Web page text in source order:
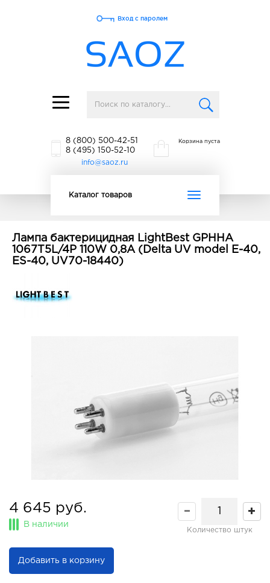
Toggle
navigation
Вход с паролем
8 (800) 500-42-51
8 (495) 150-52-10
info@saoz.ru
Корзина пуста
Toggle
Каталог товаров
Лампа бактерицидная LightBest GPHHA
1067T5L/4P 110W 0,8A (Delta UV model E-40,
ES-40, UV70-18440)
4 645 руб.
В наличии
Количество штук
Добавить в корзину